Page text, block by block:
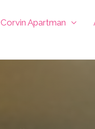
Corvin Apartman